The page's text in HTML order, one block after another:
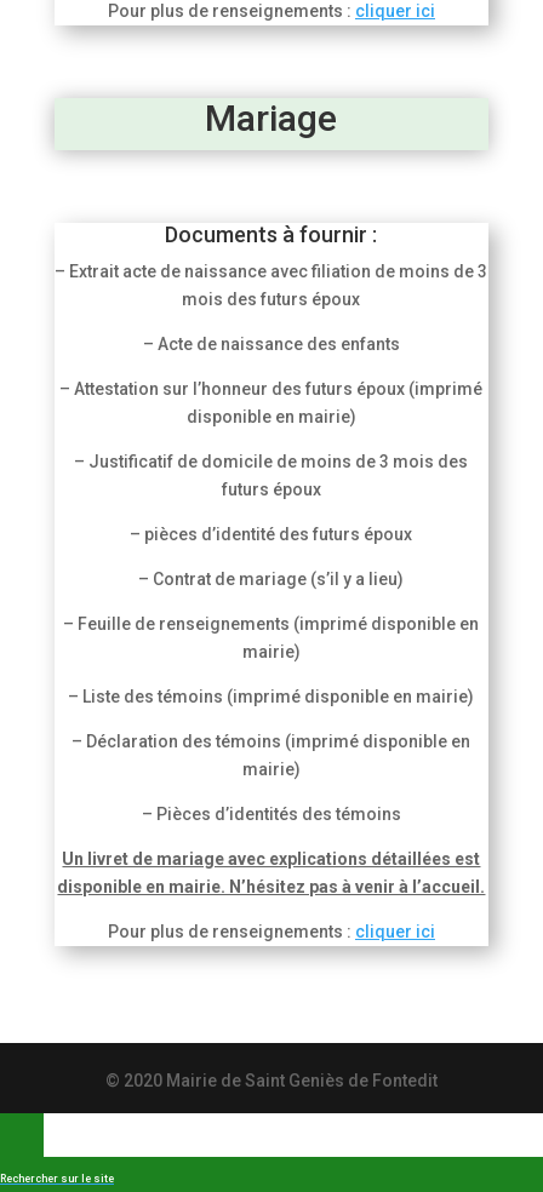
Pour plus de renseignements : cliquer ici
Mariage
Documents à fournir :
– Extrait acte de naissance avec filiation de moins de 3
mois des futurs époux
– Acte de naissance des enfants
– Attestation sur l’honneur des futurs époux (imprimé
disponible en mairie)
– Justificatif de domicile de moins de 3 mois des
futurs époux
– pièces d’identité des futurs époux
– Contrat de mariage (s’il y a lieu)
– Feuille de renseignements (imprimé disponible en
mairie)
– Liste des témoins (imprimé disponible en mairie)
– Déclaration des témoins (imprimé disponible en
mairie)
– Pièces d’identités des témoins
Un livret de mariage avec explications détaillées est
disponible en mairie. N’hésitez pas à venir à l’accueil.
Pour plus de renseignements : cliquer ici
© 2020 Mairie de Saint Geniès de Fontedit
Rechercher sur le site